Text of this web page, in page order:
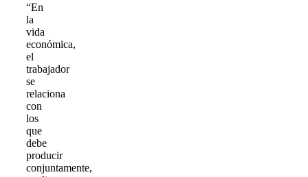
“En
la
vida
económica,
el
trabajador
se
relaciona
con
los
que
debe
producir
conjuntamente,